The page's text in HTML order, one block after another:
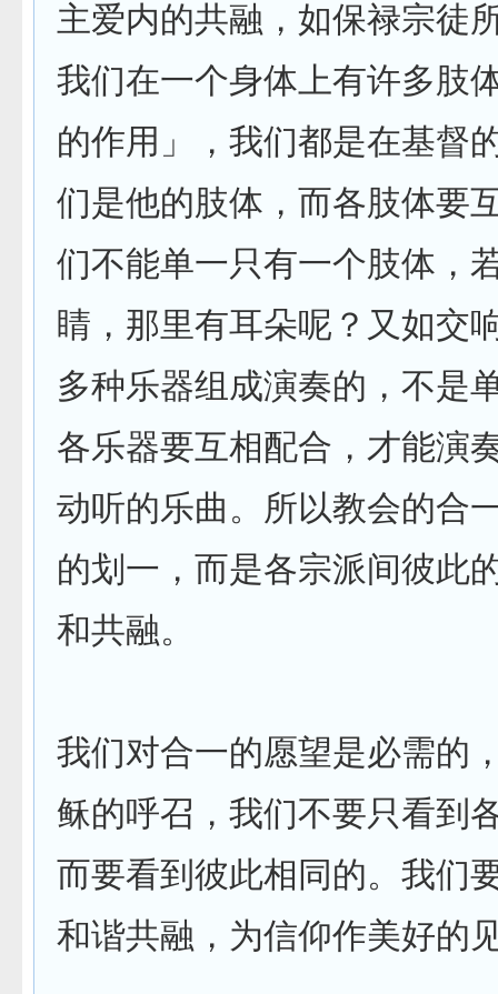
主爱内的共融，如保禄宗徒
我们在一个身体上有许多肢
的作用」，我们都是在基督
们是他的肢体，而各肢体要
们不能单一只有一个肢体，
睛，那里有耳朵呢？又如交
多种乐器组成演奏的，不是
各乐器要互相配合，才能演
动听的乐曲。所以教会的合
的划一，而是各宗派间彼此
和共融。
我们对合一的愿望是必需的
稣的呼召，我们不要只看到
而要看到彼此相同的。我们
和谐共融，为信仰作美好的